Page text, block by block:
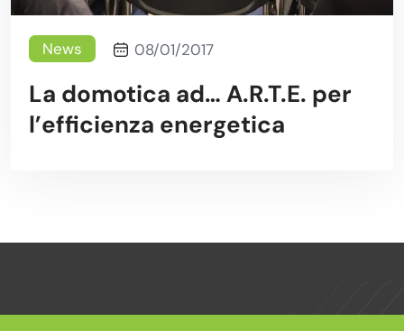
News 08/01/2017
La domotica ad… A.R.T.E. per
l’efficienza energetica